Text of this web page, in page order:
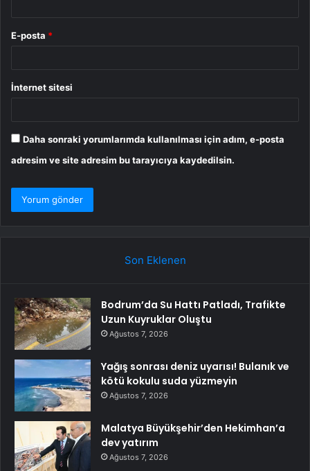
E-posta *
İnternet sitesi
Daha sonraki yorumlarımda kullanılması için adım, e-posta
adresim ve site adresim bu tarayıcıya kaydedilsin.
Son Eklenen
Bodrum’da Su Hattı Patladı, Trafikte
Uzun Kuyruklar Oluştu
Ağustos 7, 2026
Yağış sonrası deniz uyarısı! Bulanık ve
kötü kokulu suda yüzmeyin
Ağustos 7, 2026
Malatya Büyükşehir’den Hekimhan’a
dev yatırım
Ağustos 7, 2026